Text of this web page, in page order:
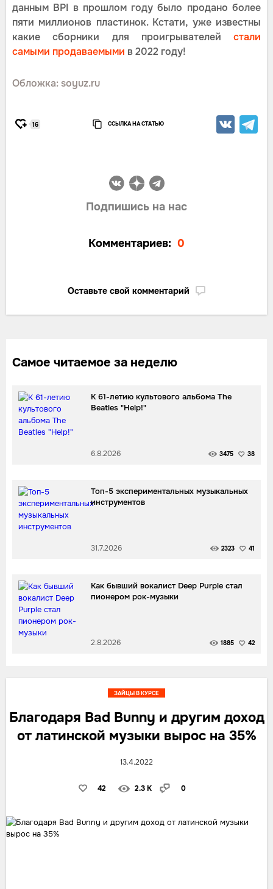
данным BPI в прошлом году было продано более
пяти миллионов пластинок. Кстати, уже известны
какие сборники для проигрывателей стали
самыми продаваемыми в 2022 году!
Обложка: soyuz.ru
16 ССЫЛКА НА СТАТЬЮ
Подпишись на нас
Комментариев: 0
Оставьте свой комментарий
Самое читаемое за неделю
К 61-летию культового альбома The
Beatles "Help!"
6.8.2026 3475 38
Топ-5 экспериментальных музыкальных
инструментов
31.7.2026 2323 41
Как бывший вокалист Deep Purple стал
пионером рок-музыки
2.8.2026 1885 42
Благодаря Bad Bunny и другим доход
от латинской музыки вырос на 35%
13.4.2022
42 2.3 K 0
ЗАЙЦЫ В КУРСЕ